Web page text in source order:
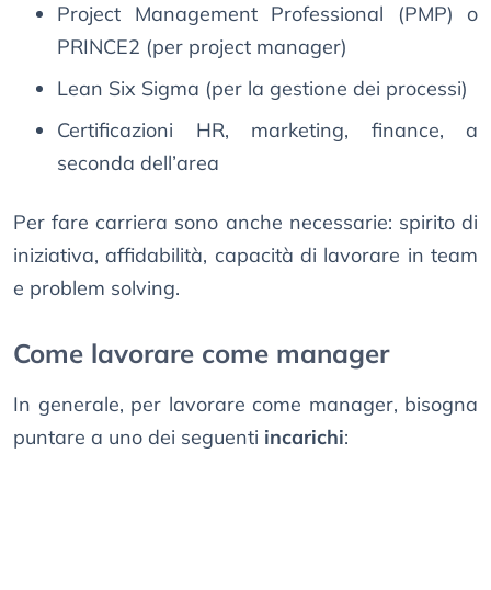
Project Management Professional (PMP) o
PRINCE2 (per project manager)
Lean Six Sigma (per la gestione dei processi)
Certificazioni HR, marketing, finance, a
seconda dell’area
Per fare carriera sono anche necessarie: spirito di
iniziativa, affidabilità, capacità di lavorare in team
e problem solving.
Come lavorare come manager
In generale, per lavorare come manager, bisogna
puntare a uno dei seguenti incarichi: